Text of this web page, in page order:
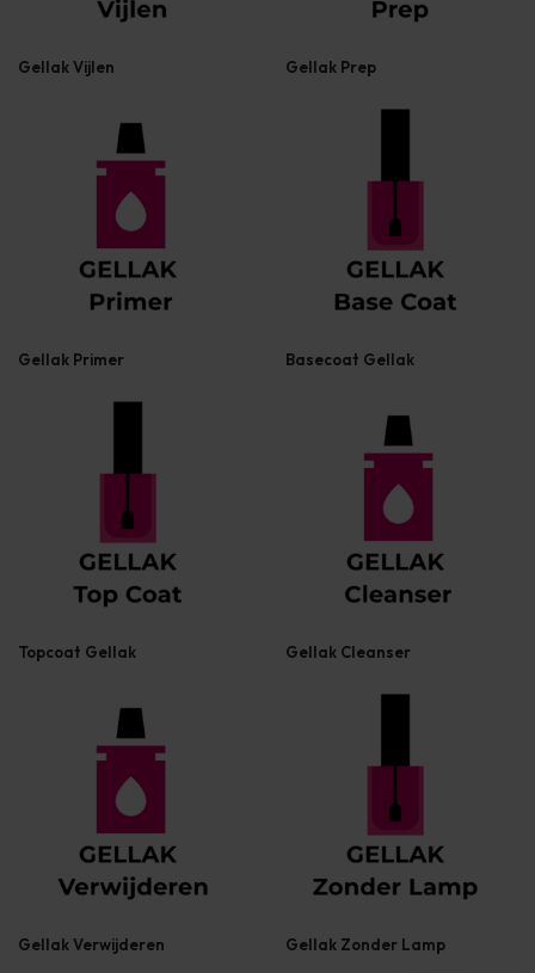
Gellak Vijlen Gellak Prep
Gellak Primer Basecoat Gellak
Topcoat Gellak Gellak Cleanser
Gellak Verwijderen Gellak Zonder Lamp